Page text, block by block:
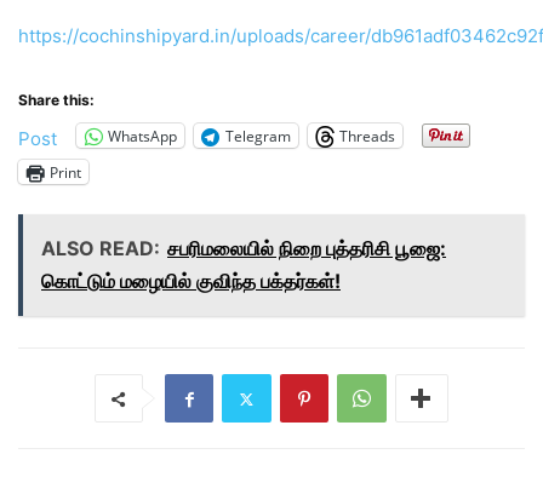
https://cochinshipyard.in/uploads/career/
Share this:
Post WhatsApp Telegram
Threads
Print
ALSO READ: சபரிமலையில் நிறை புத்தரிசி பூஜை:
கொட்டும் மழையில் குவிந்த பக்தர்கள்!